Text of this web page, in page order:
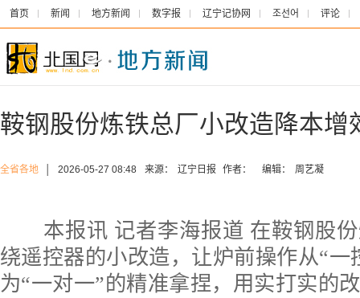
首页 新闻 地方新闻 数字报 辽宁记协网 조선어 评论
鞍钢股份炼铁总厂小改造降本增
全省各地 2026-05-27 08:48 来源： 辽宁日报 作者： 编辑： 周艺凝
本报讯 记者李海报道 在鞍钢股份
绕遥控器的小改造，让炉前操作从“一
为“一对一”的精准拿捏，用实打实的